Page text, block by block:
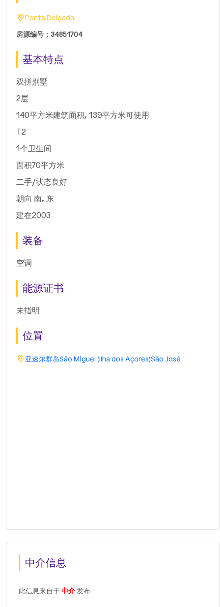
Ponta Delgada
房源编号：34851704
基本特点
双拼别墅
2层
140平方米建筑面积, 139平方米可使用
T2
1个卫生间
面积70平方米
二手/状态良好
朝向 南, 东
建在2003
装备
空调
能源证书
未指明
位置
亚速尔群岛São Miguel (Ilha dos Açores)São José
中介信息
此信息来自于中介发布